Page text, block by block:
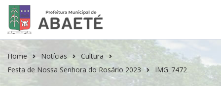
Home Notícias
Cultura
Festa de Nossa Senhora do Rosário 2023
IMG_7472